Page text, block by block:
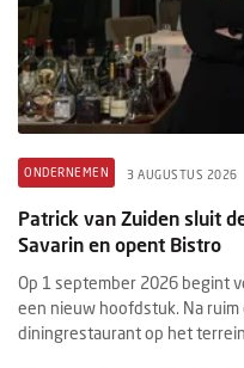
ONDERNEMEN 3 AUGUSTUS 2026
Patrick van Zuiden sluit
Savarin en opent Bistro
Op 1 september 2026 begint
een nieuw hoofdstuk. Na
diningrestaurant op het